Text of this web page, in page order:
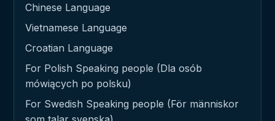
Chinese Language
Vietnamese Language
Croatian Language
For Polish Speaking people (Dla osób
mówiących po polsku)
For Swedish Speaking people (För människor